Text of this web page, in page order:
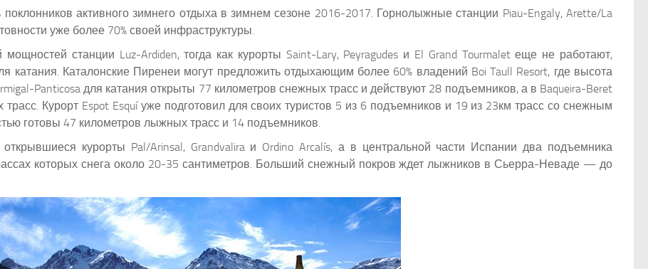
активного зимнего отдыха в зимнем сезоне 2016-2017. Горнолыжные станции Piau-Engaly, Arette/La
уже более 70% своей инфраструктуры.
станции Luz-Ardiden, тогда как курорты Saint-Lary, Peyragudes и El Grand Tourmalet еще не работают,
катания. Каталонские Пиренеи могут предложить отдыхающим более 60% владений Boi Taull Resort, где высота
Panticosa для катания открыты 77 километров снежных трасс и действуют 28 подъемников, а в Baqueira-Beret
Курорт Espot Esquí уже подготовил для своих туристов 5 из 6 подъемников и 19 из 23км трасс со снежным
готовы 47 километров лыжных трасс и 14 подъемников.
курорты Pal/Arinsal, Grandvalira и Ordino Arcalís, а в центральной части Испании два подъемника
которых снега около 20-35 сантиметров. Больший снежный покров ждет лыжников в Сьерра-Неваде — до